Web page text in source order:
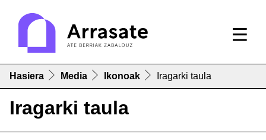
Hasiera Media Ikonoak Iragarki taula
Iragarki taula